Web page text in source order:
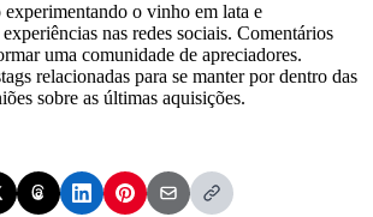
experimentando o vinho em lata e
nas redes sociais. Comentários
uma comunidade de apreciadores.
relacionadas para se manter por dentro das
sobre as últimas aquisições.